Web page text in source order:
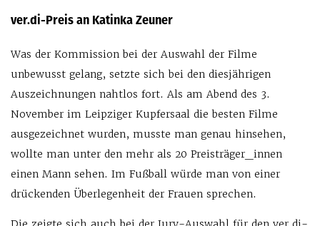
ver.di-Preis an Katinka Zeuner
Was der Kommission bei der Auswahl der Filme
unbewusst gelang, setzte sich bei den diesjährigen
Auszeichnungen nahtlos fort. Als am Abend des 3.
November im Leipziger Kupfersaal die besten Filme
ausgezeichnet wurden, musste man genau hinsehen,
wollte man unter den mehr als 20 Preisträger_innen
einen Mann sehen. Im Fußball würde man von einer
drückenden Überlegenheit der Frauen sprechen.